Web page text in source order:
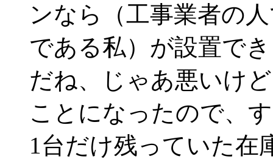
ンなら（工事業者の
である私）が設置で
だね、じゃあ悪いけ
ことになったので、
1台だけ残っていた在